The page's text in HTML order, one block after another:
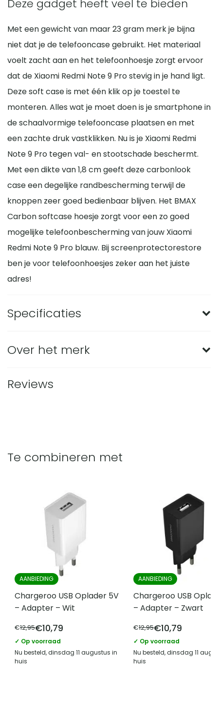
Deze gadget heeft veel te bieden
Met een gewicht van maar 23 gram merk je bijna
niet dat je de telefooncase gebruikt. Het materiaal
voelt zacht aan en het telefoonhoesje zorgt ervoor
dat de Xiaomi Redmi Note 9 Pro stevig in je hand ligt.
Deze soft case is met één klik op je toestel te
monteren. Alles wat je moet doen is je smartphone in
de schaalvormige telefooncase plaatsen en met
een zachte druk vastklikken. Nu is je Xiaomi Redmi
Note 9 Pro tegen val- en stootschade beschermt.
Met een dikte van 1,8 cm geeft deze carbonlook
case een degelijke randbescherming terwijl de
knoppen zeer goed bedienbaar blijven. Het BMAX
Carbon softcase hoesje zorgt voor een zo goed
mogelijke telefoonbescherming van jouw Xiaomi
Redmi Note 9 Pro blauw. Bij screenprotectorestore
ben je voor telefoonhoesjes zeker aan het juiste
adres!
Specificaties
Geschikt voor model
Dikte 1.8 mm
Over het merk
je voor de beste bescherming van je telefoon. Je
de basis van onze bedrijfsvoering, wij doen alles voor
Reviews
Te combineren met
AANBIEDING
Chargeroo USB Oplader 5V
– Adapter – Wit
€12,95€10,79
✓ Op voorraad
Nu besteld, dinsdag 11 augustus in
huis
AANBIEDING
Chargeroo USB
– Adapter – Zwart
€12,95€10,79
✓ Op voorraad
Nu besteld, dinsdag 11
huis